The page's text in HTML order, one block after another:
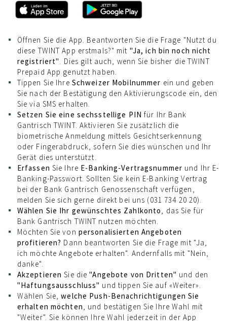
Öffnen Sie die App. Beantworten Sie die Frage "Nutzt du
diese TWINT App erstmals?" mit "Ja, ich bin noch nicht
registriert". Dies gilt auch, wenn Sie bisher die TWINT
Prepaid App genutzt haben.
Tippen Sie Ihre Schweizer Mobilnummer ein und geben
Sie nach der Bestätigung den Aktivierungscode ein, den
Sie via SMS erhalten.
Setzen Sie eine sechsstellige PIN für Ihr Bank
Gantrisch TWINT. Aktivieren Sie zusätzlich die
biometrische Anmeldung mittels Gesichtserkennung
oder Fingerabdruck, sofern Sie dies wünschen und Ihr
Gerät dies unterstützt.
Erfassen Sie Ihre E-Banking-Vertragsnummer und Ihr E-
Banking-Passwort. Sollten Sie kein E-Banking Vertrag
bei der Bank Gantrisch Genossenschaft verfügen,
melden Sie sich gerne direkt bei uns (031 734 20 20).
Wählen Sie Ihr gewünschtes Zahlkonto, das Sie für
Bank Gantrisch TWINT nutzen möchten.
Möchten Sie von personalisierten Angeboten
profitieren? Dann beantworten Sie die Frage mit "Ja,
ich möchte Angebote erhalten". Andernfalls mit "Nein,
danke".
Akzeptieren Sie die"Angebote von Dritten" und den
"Haftungsausschluss" und tippen Sie auf «Weiter».
Wählen Sie,welche Push-Benachrichtigungen Sie
erhalten möchten, und bestätigen Sie Ihre Wahl mit
"Weiter". Sie können Ihre Wahl jederzeit in der App